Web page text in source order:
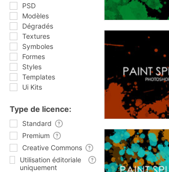
PSD
Modèles
Dégradés
Textures
Symboles
Formes
Styles
Templates
Ui Kits
Type de licence:
Standard
Premium
Creative Commons
Utilisation éditoriale
uniquement